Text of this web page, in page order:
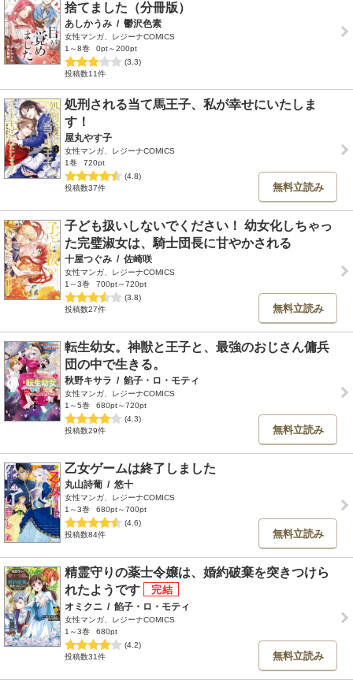
捨てました（分冊版）
あしかうみ / 鬱沢色素
女性マンガ、レジーナCOMICS
1～8巻
0pt～200pt
(3.3)
投稿数11件
処刑される当て馬王子、私が幸せにいたしま
す！
屋丸やす子
女性マンガ、レジーナCOMICS
1巻
720pt
(4.8)
投稿数37件
無料立読み
子ども扱いしないでください！ 幼女化しちゃっ
た完璧淑女は、騎士団長に甘やかされる
十屋つぐみ / 佐崎咲
女性マンガ、レジーナCOMICS
1～3巻
700pt～720pt
(3.8)
投稿数27件
無料立読み
転生幼女。神獣と王子と、最強のおじさん傭兵
団の中で生きる。
秋野キサラ / 餡子・ロ・モティ
女性マンガ、レジーナCOMICS
1～5巻
680pt～720pt
(4.3)
投稿数29件
無料立読み
乙女ゲームは終了しました
丸山詩葡 / 悠十
女性マンガ、レジーナCOMICS
1～3巻
680pt～700pt
(4.6)
投稿数84件
無料立読み
精霊守りの薬士令嬢は、婚約破棄を突きつけら
れたようです
オミクニ / 餡子・ロ・モティ
女性マンガ、レジーナCOMICS
1～3巻
680pt
(4.2)
投稿数31件
無料立読み